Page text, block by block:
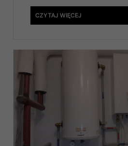
CZYTAJ WIĘCEJ